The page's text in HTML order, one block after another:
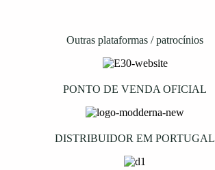
Outras plataformas / patrocínios
PONTO DE VENDA OFICIAL
DISTRIBUIDOR EM PORTUGAL